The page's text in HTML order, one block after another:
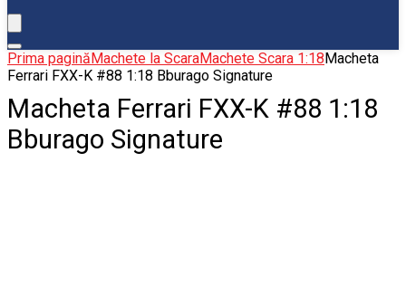
Prima paginăMachete la ScaraMachete Scara 1:18Macheta
Ferrari FXX-K #88 1:18 Bburago Signature
Macheta Ferrari FXX-K #88 1:18
Bburago Signature